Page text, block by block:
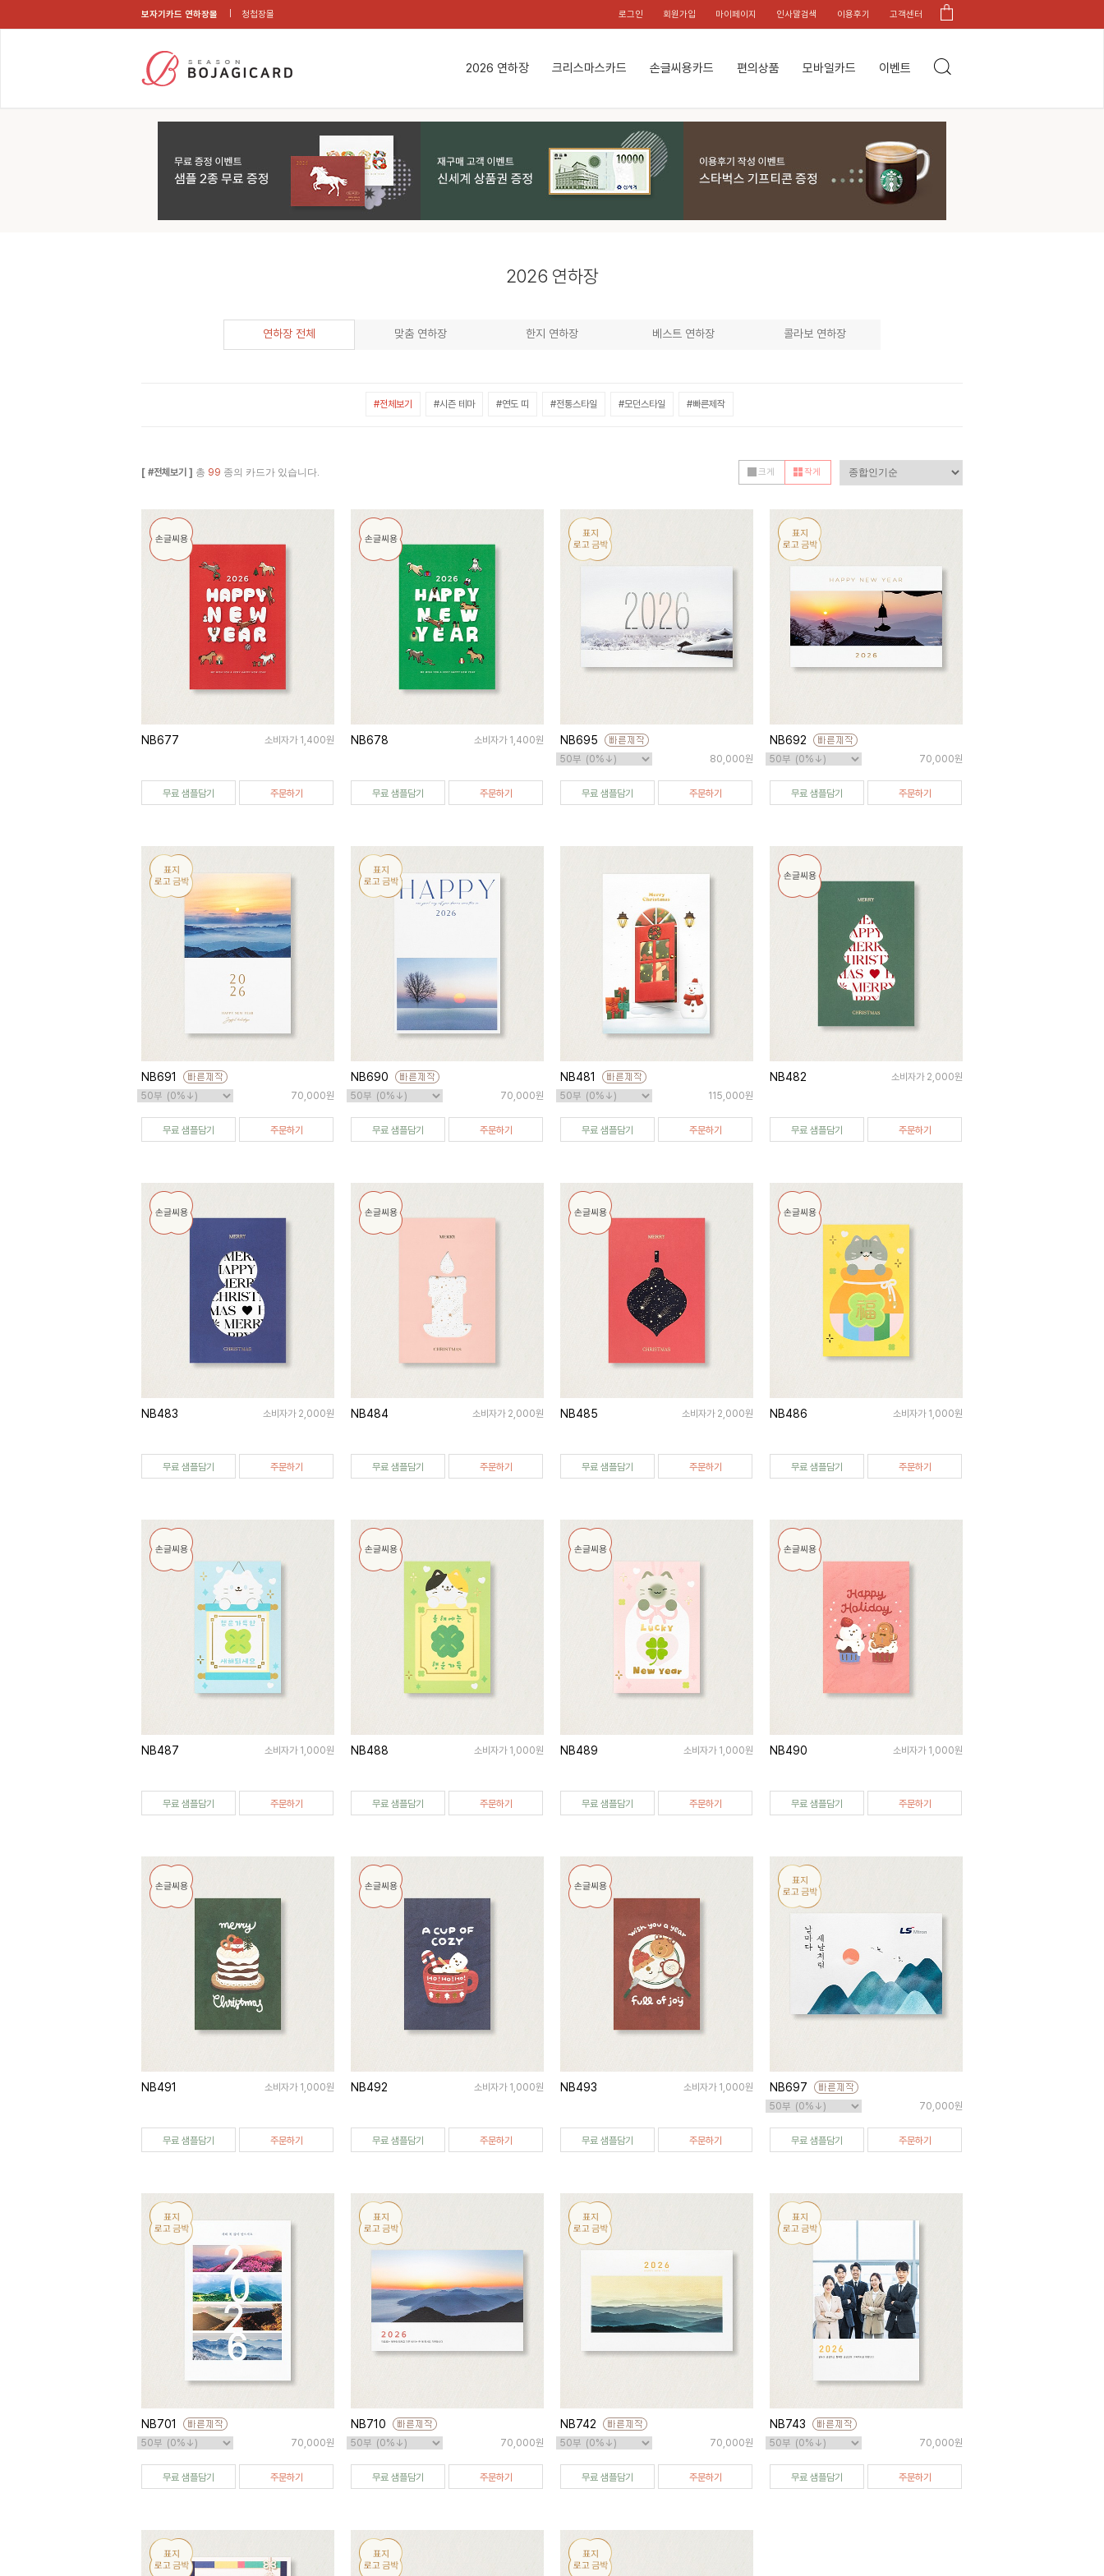
보자기카드 연하장몰 청첩장몰 로그인 회원가입 마이페이지 인사말검색 이용후기 고객센터
2026 연하장 크리스마스카드 손글씨용카드 편의상품 모바일카드 이벤트
2026 연하장
연하장 전체 맞춤 연하장 한지 연하장 베스트 연하장 콜라보 연하장
#전체보기 #시즌 테마 #연도 띠 #전통스타일 #모던스타일 #빠른제작
[ #전체보기 ] 총 99 종의 카드가 있습니다. 크게 작게
NB677 소비자가 1,400원
무료 샘플담기 주문하기
NB678 소비자가 1,400원
무료 샘플담기 주문하기
NB695
80,000원
무료 샘플담기 주문하기
NB692
70,000원
무료 샘플담기 주문하기
NB691
70,000원
무료 샘플담기 주문하기
NB690
70,000원
무료 샘플담기 주문하기
NB481
115,000원
무료 샘플담기 주문하기
NB482 소비자가 2,000원
무료 샘플담기 주문하기
NB483 소비자가 2,000원
무료 샘플담기 주문하기
NB484 소비자가 2,000원
무료 샘플담기 주문하기
NB485 소비자가 2,000원
무료 샘플담기 주문하기
NB486 소비자가 1,000원
무료 샘플담기 주문하기
NB487 소비자가 1,000원
무료 샘플담기 주문하기
NB488 소비자가 1,000원
무료 샘플담기 주문하기
NB489 소비자가 1,000원
무료 샘플담기 주문하기
NB490 소비자가 1,000원
무료 샘플담기 주문하기
NB491 소비자가 1,000원
무료 샘플담기 주문하기
NB492 소비자가 1,000원
무료 샘플담기 주문하기
NB493 소비자가 1,000원
무료 샘플담기 주문하기
NB697
70,000원
무료 샘플담기 주문하기
NB701
70,000원
무료 샘플담기 주문하기
NB710
70,000원
무료 샘플담기 주문하기
NB742
70,000원
무료 샘플담기 주문하기
NB743
70,000원
무료 샘플담기 주문하기